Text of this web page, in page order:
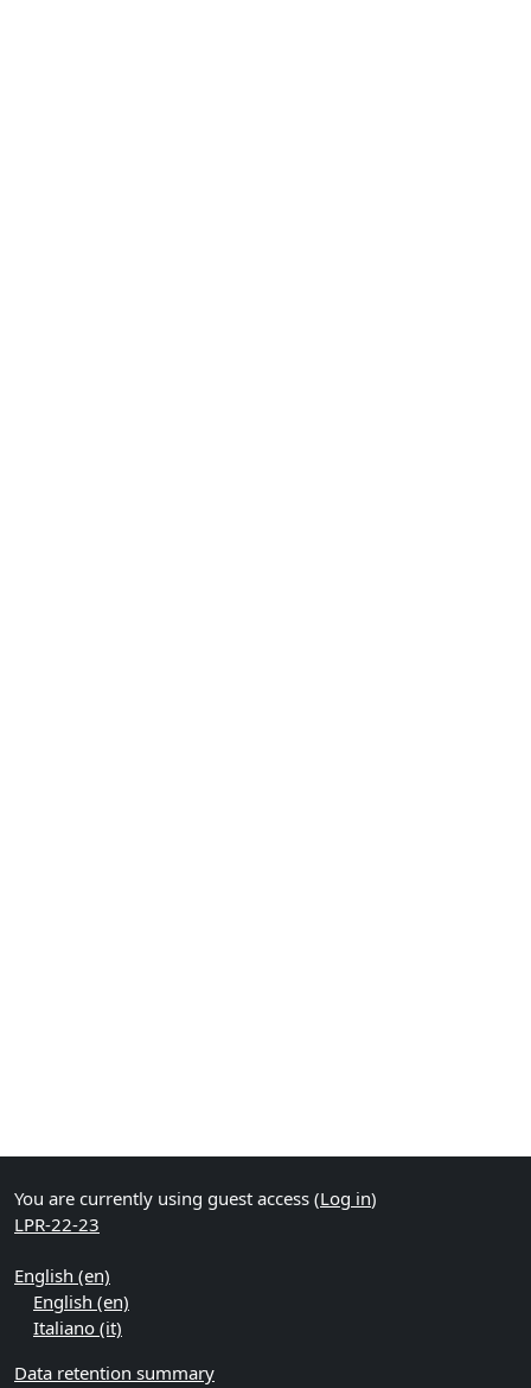
You are currently using guest access (Log in)
LPR-22-23
English ‎(en)‎
English ‎(en)‎
Italiano ‎(it)‎
Data retention summary